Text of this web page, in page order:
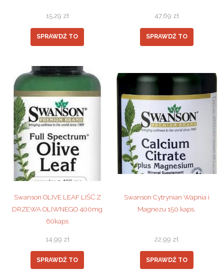
15,29 zł
SPRAWDŹ TO
47,69 zł
SPRAWDŹ TO
Swanson OLIVE LEAF LIŚĆ Z
DRZEWA OLIWNEGO 400mg
60kaps
14,99 zł
SPRAWDŹ TO
Swanson Cytrynian Wapnia i
Magnezu 150 kaps.
22,99 zł
SPRAWDŹ TO